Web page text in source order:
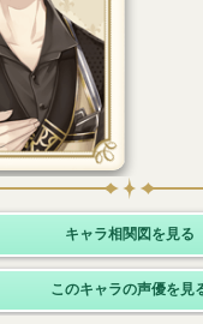
キャラ相関図を見る
このキャラの声優を見